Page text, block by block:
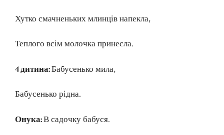
Хутко смачненьких млинців напекла,
Теплого всім молочка принесла.
4 дитина:Бабусенько мила,
Бабусенько рідна.
Онука:В садочку бабуся.